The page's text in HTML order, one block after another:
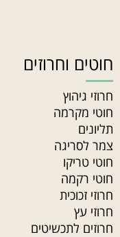
חוטים וחרוזים
חרוזי גיהוץ
חוטי מקרמה
תליונים
צמר לסריגה
חוטי טריקו
חוטי רקמה
חרוזי זכוכית
חרוזי עץ
חרוזים לתכשיטים